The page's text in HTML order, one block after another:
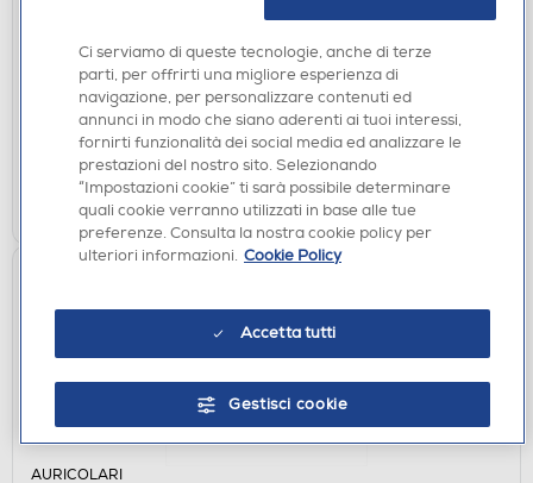
SBS - Auricolare Bluetooth PROEARSETBT700W-
€ 24,90
Acquisto online:disponibile
Ritiro in negozio in 30' gratuito:verifica
AGGIUNGI
AURICOLARI
Ci serviamo di queste tecnologie, anche di terze
parti, per offrirti una migliore esperienza di
navigazione, per personalizzare contenuti ed
annunci in modo che siano aderenti ai tuoi interessi,
fornirti funzionalità dei social media ed analizzare le
prestazioni del nostro sito. Selezionando
“Impostazioni cookie” ti sarà possibile determinare
quali cookie verranno utilizzati in base alle tue
preferenze. Consulta la nostra cookie policy per
ulteriori informazioni. Cookie Policy
Accetta tutti
Gestisci cookie